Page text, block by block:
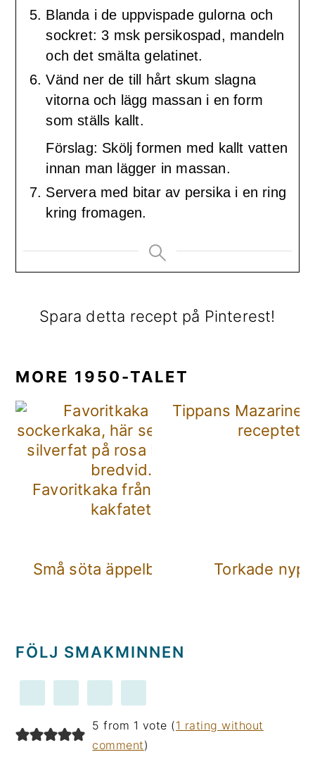
Blanda i de uppvispade gulorna och
sockret: 3 msk persikospad, mandeln
och det smälta gelatinet.
Vänd ner de till hårt skum slagna
vitorna och lägg massan i en form
som ställs kallt.
Förslag: Skölj formen med kallt vatten
innan man lägger in massan.
Servera med bitar av persika i en ring
kring fromagen.
Spara detta recept på Pinterest!
MORE 1950-TALET
Favoritkaka från Nytt på
kakfatet
Tippans Mazariner
receptet
Små söta äppelbakelser Torkade
FÖLJ SMAKMINNEN
LÄSARKOMMENTARER
5 from 1 vote (1 rating without
comment)